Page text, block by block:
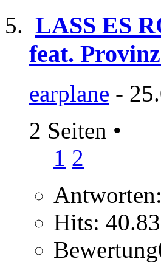
LASS ES
feat.
earplane -
2 Seiten •
1 2
Antworten:
Hits: